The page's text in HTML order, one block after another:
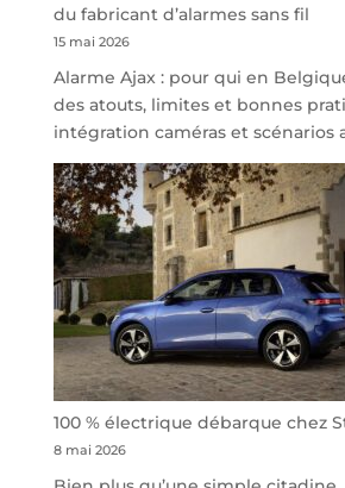
de
parking
sécurisé
à
l’aéroport
de
Charleroi
du fabricant d’alarmes sans fil
15 mai 2026
Alarme Ajax : pour qui en
des atouts, limites et bonnes
intégration caméras et scénarios
100 % électrique débarque chez
8 mai 2026